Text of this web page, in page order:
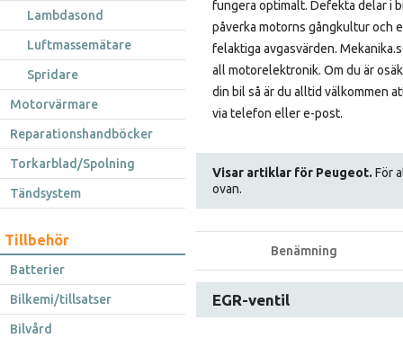
Lambdasond
Luftmassemätare
Spridare
Motorvärmare
Reparationshandböcker
Torkarblad/Spolning
Tändsystem
Tillbehör
Batterier
Bilkemi/tillsatser
Bilvård
fungera optimalt. Defekta delar i
påverka motorns gångkultur och
felaktiga avgasvärden.
all motorelektronik. Om du är
din bil så är du alltid välkommen
via telefon eller e-post.
Visar artiklar för Peugeot. För
ovan.
Benämning
EGR-ventil